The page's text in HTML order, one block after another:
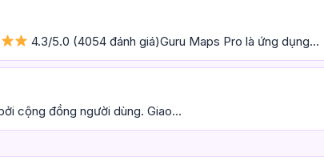
4.3/5.0 (4054 đánh giá)Guru Maps Pro là ứng dụng...
cộng đồng người dùng. Giao...